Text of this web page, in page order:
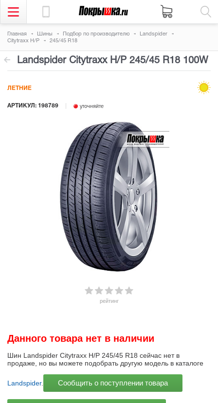
Главная Шины Подбор по производителю
Landspider
Citytraxx H/P
245/45 R18
Landspider Citytraxx H/P 245/45 R18 100W
рейтинг
АРТИКУЛ: 198789 уточняйте
ЛЕТНИЕ
Данного товара нет в наличии
Шин Landspider Citytraxx H/P 245/45 R18 сейчас нет в
продаже, но вы можете подобрать другую модель в каталоге
Landspider. Сообщить о поступлении товара